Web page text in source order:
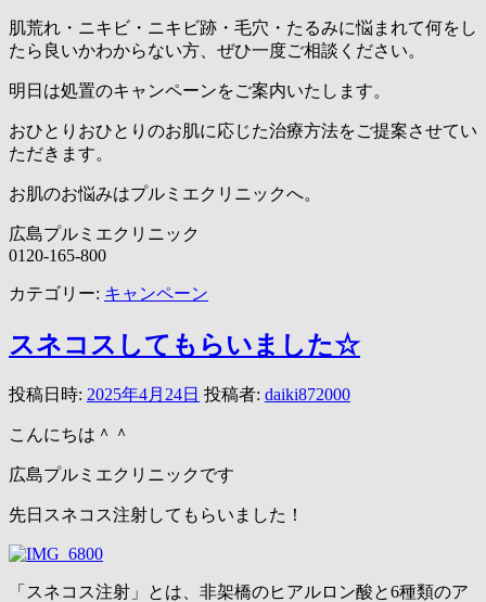
肌荒れ・ニキビ・ニキビ跡・毛穴・たるみに悩まれて何をし
たら良いかわからない方、ぜひ一度ご相談ください。
明日は処置のキャンペーンをご案内いたします。
おひとりおひとりのお肌に応じた治療方法をご提案させてい
ただきます。
お肌のお悩みはプルミエクリニックへ。
広島プルミエクリニック
0120-165-800
カテゴリー: キャンペーン
スネコスしてもらいました☆
投稿日時: 2025年4月24日 投稿者: daiki872000
こんにちは＾＾
広島プルミエクリニックです
先日スネコス注射してもらいました！
「スネコス注射」とは、非架橋のヒアルロン酸と6種類のア